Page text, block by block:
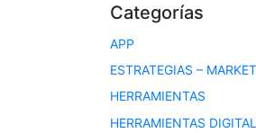
Categorías
APP
ESTRATEGIAS –
HERRAMIENTAS
HERRAMIENTAS